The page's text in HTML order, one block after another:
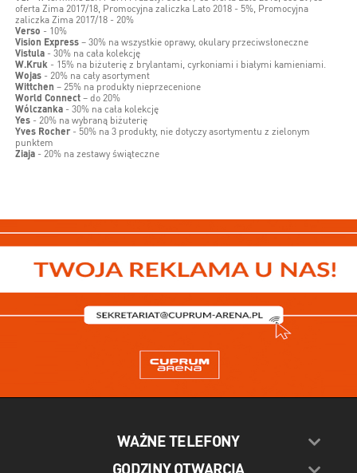
oferta Zima 2017/18, Promocyjna zaliczka Lato 2018 - 5%, Promocyjna
zaliczka Zima 2017/18 - 20%
Verso - 10%
Vision Express – 30% na wszystkie oprawy, okulary przeciwsłoneczne
Vistula - 30% na cała kolekcję
W.Kruk - 15% na biżuterię z brylantami, cyrkoniami i białymi kamieniami.
Wojas - 20% na cały asortyment
Wittchen – 25% na produkty nieprzecenione
World Connect – do 20%
Wólczanka - 30% na cała kolekcję
Yes - 20% na wybraną biżuterię
Yves Rocher- 50% na 3 produkty, nie dotyczy asortymentu z zielonym
punktem
Ziaja - 20% na zestawy świąteczne
WAŻNE TELEFONY